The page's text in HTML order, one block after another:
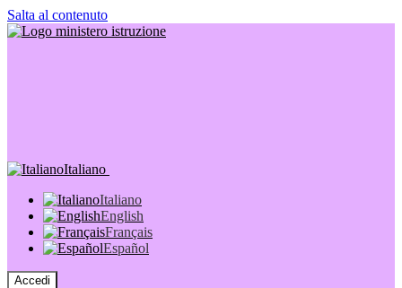
Salta al contenuto
Italiano
Italiano
English
Français
Español
Accedi